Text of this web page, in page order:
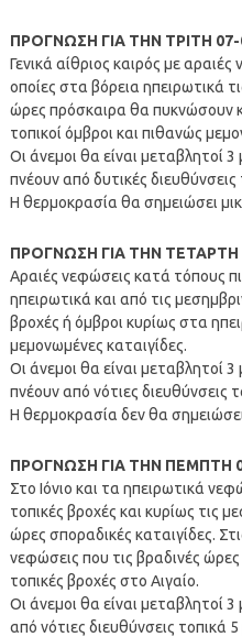
ΠΡΟΓΝΩΣΗ ΓΙΑ ΤΗΝ ΤΡΙΤΗ 07-
Γενικά αίθριος καιρός με
οποίες στα βόρεια ηπειρωτικά
ώρες πρόσκαιρα θα πυκνώσουν
τοπικοί όμβροι και πιθανώς
Οι άνεμοι θα είναι μεταβλητοί
πνέουν από δυτικές
Η θερμοκρασία θα σημειώσει
ΠΡΟΓΝΩΣΗ ΓΙΑ ΤΗΝ ΤΕΤΑΡΤΗ
Αραιές νεφώσεις κατά τόπους
ηπειρωτικά και από τις
βροχές ή όμβροι κυρίως στα
μεμονωμένες καταιγίδες.
Οι άνεμοι θα είναι μεταβλητοί
πνέουν από νότιες διευθύνσεις
Η θερμοκρασία δεν θα
ΠΡΟΓΝΩΣΗ ΓΙΑ ΤΗΝ ΠΕΜΠΤΗ
Στο Ιόνιο και τα ηπειρωτικά
τοπικές βροχές και κυρίως τις
ώρες σποραδικές καταιγίδες.
νεφώσεις που τις βραδινές
τοπικές βροχές στο Αιγαίο.
Οι άνεμοι θα είναι μεταβλητοί
από νότιες διευθύνσεις τοπικά